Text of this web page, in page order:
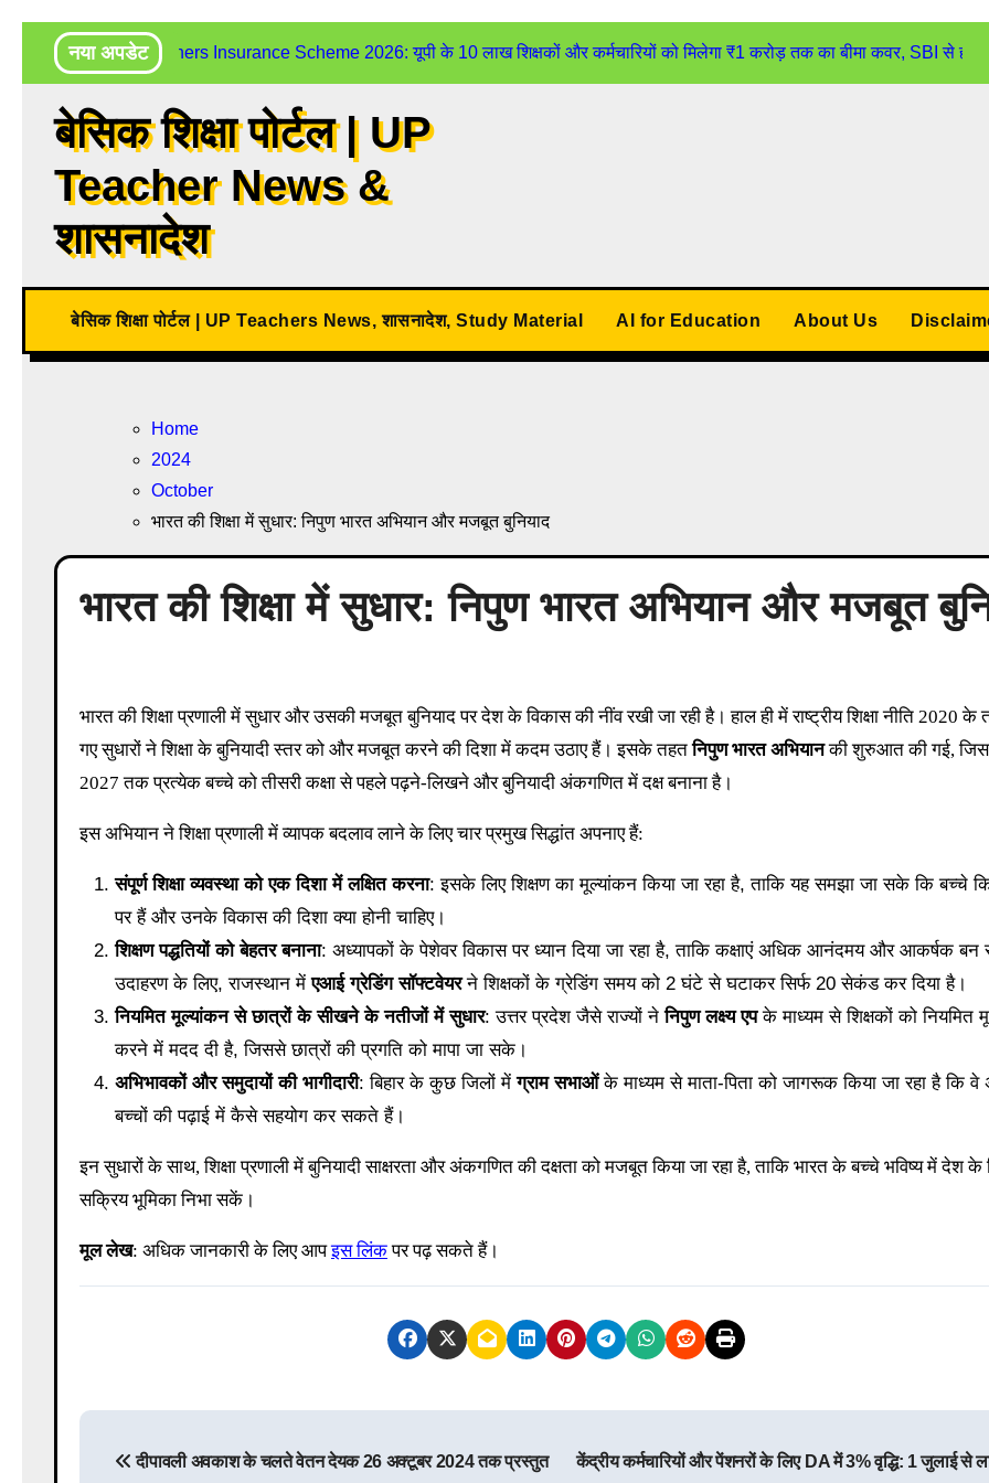
नया अपडेटUP Teachers Insurance Scheme 2026: यूपी के 10 लाख शिक्षकों और कर्मचारियों को मिलेगा ₹1 करोड़ तक का बीमा कवर, SBI से होगा
बेसिक शिक्षा पोर्टल | UP
Teacher News &
शासनादेश
बेसिक शिक्षा पोर्टल | UP Teachers News, शासनादेश, Study Material AI for Education About Us
Home
2024
October
भारत की शिक्षा में सुधार: निपुण भारत अभियान और मजबूत बुनियाद
भारत की शिक्षा में सुधार: निपुण भारत अभियान और मजबूत
भारत की शिक्षा प्रणाली में सुधार और उसकी मजबूत बुनियाद पर देश के विकास की नींव रखी जा रही है। हाल ही में राष्ट्रीय शिक्षा नीति 2020 के तहत किए
गए सुधारों ने शिक्षा के बुनियादी स्तर को और मजबूत करने की दिशा में कदम उठाए हैं। इसके तहतनिपुण भारत अभियानकी शुरुआत की गई,
2027 तक प्रत्येक बच्चे को तीसरी कक्षा से पहले पढ़ने-लिखने और बुनियादी अंकगणित में दक्ष बनाना है।
इस अभियान ने शिक्षा प्रणाली में व्यापक बदलाव लाने के लिए चार प्रमुख सिद्धांत अपनाए हैं:
संपूर्ण शिक्षा व्यवस्था को एक दिशा में लक्षित करना: इसके लिए शिक्षण का मूल्यांकन किया जा रहा है, ताकि यह समझा जा सके कि बच्चे
पर हैं और उनके विकास की दिशा क्या होनी चाहिए।
शिक्षण पद्धतियों को बेहतर बनाना: अध्यापकों के पेशेवर विकास पर ध्यान दिया जा रहा है, ताकि कक्षाएं अधिक आनंदमय और आकर्षक
उदाहरण के लिए, राजस्थान मेंएआई ग्रेडिंग सॉफ्टवेयरने शिक्षकों के ग्रेडिंग समय को 2 घंटे से घटाकर सिर्फ 20 सेकंड कर दिया है।
नियमित मूल्यांकन से छात्रों के सीखने के नतीजों में सुधार: उत्तर प्रदेश जैसे राज्यों नेनिपुण लक्ष्य एपके माध्यम से शिक्षकों को नियमित
करने में मदद दी है, जिससे छात्रों की प्रगति को मापा जा सके।
अभिभावकों और समुदायों की भागीदारी: बिहार के कुछ जिलों मेंग्राम सभाओंके माध्यम से माता-पिता को जागरूक किया जा रहा है कि वे
बच्चों की पढ़ाई में कैसे सहयोग कर सकते हैं।
इन सुधारों के साथ, शिक्षा प्रणाली में बुनियादी साक्षरता और अंकगणित की दक्षता को मजबूत किया जा रहा है, ताकि भारत के बच्चे भविष्य में देश के
सक्रिय भूमिका निभा सकें।
मूल लेख: अधिक जानकारी के लिए आपइस लिंकपर पढ़ सकते हैं।
दीपावली अवकाश के चलते वेतन देयक 26 अक्टूबर 2024 तक प्रस्तुत
केंद्रीय कर्मचारियों और पेंशनरों के लिए DA में 3% वृद्धि: 1 जुलाई से